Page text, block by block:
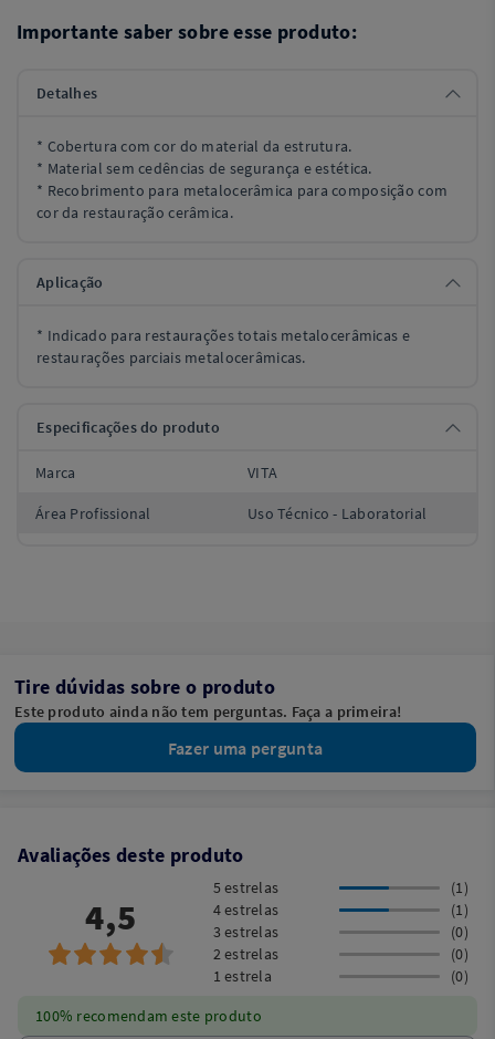
Importante saber sobre esse produto:
Detalhes
* Cobertura com cor do material da estrutura.
* Material sem cedências de segurança e estética.
* Recobrimento para metalocerâmica para composição com
cor da restauração cerâmica.
Aplicação
* Indicado para restaurações totais metalocerâmicas e
restaurações parciais metalocerâmicas.
Especificações do produto
Marca VITA
Área Profissional Uso Técnico - Laboratorial
Tire dúvidas sobre o produto
Este produto ainda não tem perguntas. Faça a primeira!
Fazer uma pergunta
Avaliações deste produto
4,5
5 estrelas
(1)
4 estrelas
(1)
3 estrelas
(0)
2 estrelas
(0)
1 estrela
(0)
100% recomendam este produto